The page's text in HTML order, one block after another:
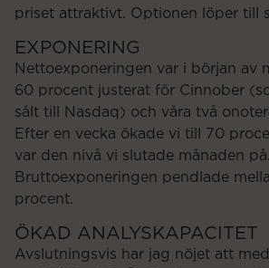
priset attraktivt. Optionen löper till
EXPONERING
Nettoexponeringen var i början av
60 procent justerat för Cinnober
sålt till Nasdaq) och våra två
Efter en vecka ökade vi till 70
var den nivå vi slutade månaden på.
Bruttoexponeringen pendlade
procent.
ÖKAD ANALYSKAPACITET
Avslutningsvis har jag nöjet att